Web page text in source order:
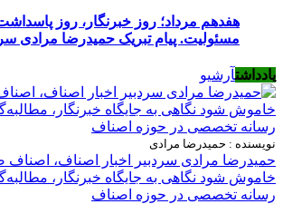
هفدهم مرداد؛ روز خبرنگار، روز
مسئولیت. پیام تبریک حمیدرضا مرادی
یادداشتآرشیو
نویسنده : حمیدرضا مرادی
حمیدرضا مرادی سردبیر اخبار اصناف، اصناف
خاموش شود نگاهی به جایگاه خبرنگار،
رسانه تخصصی در حوزه اصناف